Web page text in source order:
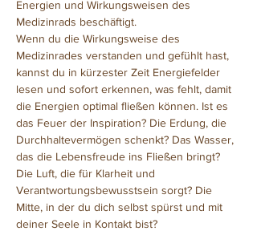
Energien und Wirkungsweisen des
Medizinrads beschäftigt.
Wenn du die Wirkungsweise des
Medizinrades verstanden und gefühlt hast,
kannst du in kürzester Zeit Energiefelder
lesen und sofort erkennen, was fehlt, damit
die Energien optimal fließen können. Ist es
das Feuer der Inspiration? Die Erdung, die
Durchhaltevermögen schenkt? Das Wasser,
das die Lebensfreude ins Fließen bringt?
Die Luft, die für Klarheit und
Verantwortungsbewusstsein sorgt? Die
Mitte, in der du dich selbst spürst und mit
deiner Seele in Kontakt bist?